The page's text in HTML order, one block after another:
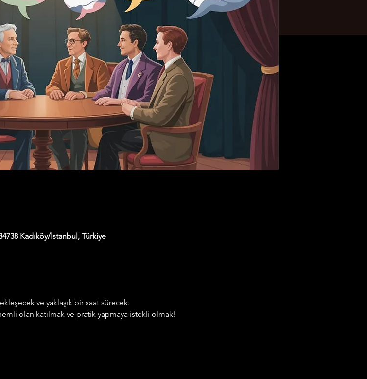
Kadıköy/İstanbul, Türkiye
ve yaklaşık bir saat sürecek.
olan katılmak ve pratik yapmaya istekli olmak!